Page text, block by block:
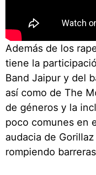
Además de los
tiene la
Band Jaipur y del
así como de The
de géneros y la
poco comunes en
audacia de
rompiendo